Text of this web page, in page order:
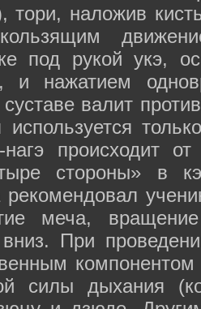
тори, наложив
под рукой укэ,
и нажатием
валит
нагэ происходит
стороны» в
рекомендовал
меча,
При
компонентом
силы дыхания